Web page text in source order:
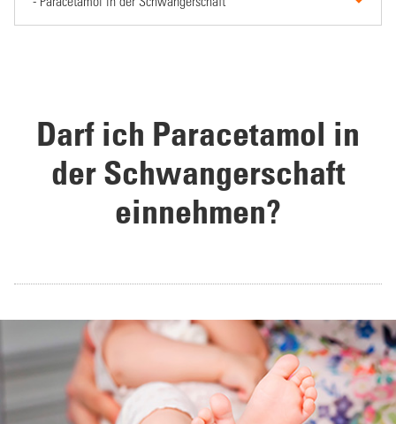
Darf ich Paracetamol in
der Schwangerschaft
einnehmen?